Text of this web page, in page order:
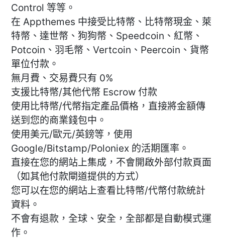
Control 等等。
在 Appthemes 中接受比特幣、比特幣現金、萊
特幣、達世幣、狗狗幣、Speedcoin、紅幣、
Potcoin、羽毛幣、Vertcoin、Peercoin、貨幣
單位付款。
無月費、交易費只有 0%
支援比特幣/其他代幣 Escrow 付款
使用比特幣/代幣指定產品價格，直接將金額傳
送到您的商業錢包中。
使用美元/歐元/英鎊等，使用
Google/Bitstamp/Poloniex 的活期匯率。
直接在您的網站上集成，不會開啟外部付款頁面
（如其他付款閘道提供的方式）
您可以在您的網站上查看比特幣/代幣付款統計
資料。
不會有退款，全球、安全，全部都是自動模式運
作。